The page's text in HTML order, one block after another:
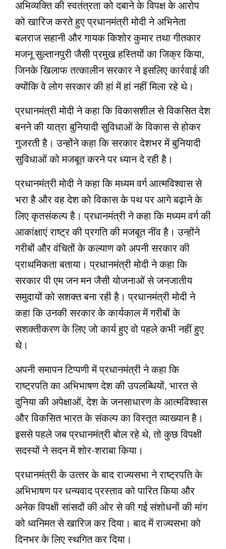
अभिव्‍यक्ति की स्‍वतंत्रता को दबाने के विपक्ष के आरोप
को खारिज करते हुए प्रधानमंत्री मोदी ने अभिनेता
बलराज सहानी और गायक किशोर कुमार तथा गीतकार
मजनू सुल्‍तानपुरी जैसी प्रमुख हस्तियों का जिक्र किया,
जिनके खिलाफ तत्‍कालीन सरकार ने इसलिए कार्रवाई की
क्‍योंकि वे लोग सरकार की हां में हां नहीं मिला रहे थे।
प्रधानमंत्री मोदी ने कहा कि विकासशील से विकसित देश
बनने की यात्रा बुनियादी सुविधाओं के विकास से होकर
गुजरती है। उन्‍होंने कहा कि सरकार देशभर में बुनियादी
सुविधाओं को मजबूत करने पर ध्‍यान दे रही है।
प्रधानमंत्री मोदी ने कहा कि मध्‍यम वर्ग आत्‍मविश्‍वास से
भरा है और वह देश को विकास के पथ पर आगे बढ़ाने के
लिए कृतसंकल्‍प है। प्रधानमंत्री ने कहा कि मध्‍यम वर्ग की
आकांक्षाएं राष्‍ट्र की प्रगति की मजबूत नींव है। उन्‍होंने
गरीबों और वंचितों के कल्‍याण को अपनी सरकार की
प्राथमिकता बताया। प्रधानमंत्री मोदी ने कहा कि
सरकार पी एम जन मन जैसी योजनाओं से जनजातीय
समुदायों को सशक्‍त बना रही है। प्रधानमंत्री मोदी ने
कहा कि उनकी सरकार के कार्यकाल में गरीबों के
सशक्‍तीकरण के लिए जो कार्य हुए वो पहले कभी नहीं हुए
थे।
अपनी समापन टिप्‍पणी में प्रधानमंत्री ने कहा कि
राष्‍ट्रपति का अभिभाषण देश की उपलब्धियों, भारत से
दुनिया की अपेक्षाओं, देश के जनसाधारण के आत्‍मविश्‍वास
और विकसित भारत के संकल्‍प का विस्‍तृत व्‍याख्‍यान है।
इससे पहले जब प्रधानमंत्री बोल रहे थे, तो कुछ विपक्षी
सदस्‍यों ने सदन में शोर-शराबा किया।
प्रधानमंत्री के उत्‍तर के बाद राज्‍यसभा ने राष्‍ट्रपति के
अभिभाषण पर धन्‍यवाद प्रस्‍ताव को पारित किया और
अनेक विपक्षी सांसदों की ओर से की गई संशोधनों की मांग
को ध्‍वनिमत से खारिज कर दिया। बाद में राज्‍यसभा को
दिनभर के लिए स्‍थगित कर दिया।